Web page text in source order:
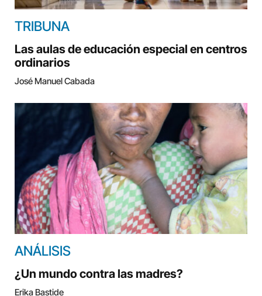
TRIBUNA
Las aulas de educación especial en centros
ordinarios
José Manuel Cabada
ANÁLISIS
¿Un mundo contra las madres?
Erika Bastide